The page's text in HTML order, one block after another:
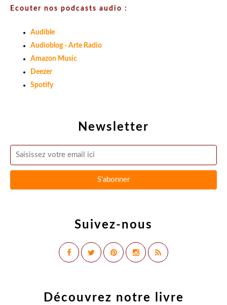
Newsletter
Suivez-nous
Ecouter nos podcasts audio :
Audible
Audioblog - Arte Radio
Amazon Music
Deezer
Spotify
Découvrez notre livre